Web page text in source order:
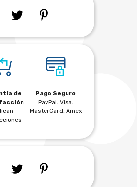
de
Pago Seguro
PayPal, Visa,
MasterCard, Amex